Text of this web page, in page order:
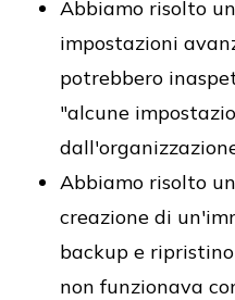
Abbiamo risolto
impostazioni
potrebbero
"alcune
Abbiamo risolto
creazione di
backup e
non funzionava